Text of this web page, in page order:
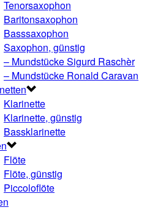
Tenorsaxophon
Baritonsaxophon
Basssaxophon
Saxophon, günstig
– Mundstücke Sigurd Raschèr
– Mundstücke Ronald Caravan
Klarinette
Klarinette, günstig
Bassklarinette
Flöte
Flöte, günstig
Piccoloflöte